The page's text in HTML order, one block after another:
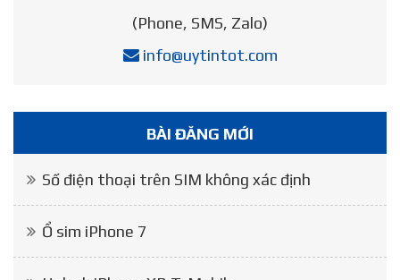
(Phone, SMS, Zalo)
info@uytintot.com
BÀI ĐĂNG MỚI
Số điện thoại trên SIM không xác định
Ổ sim iPhone 7